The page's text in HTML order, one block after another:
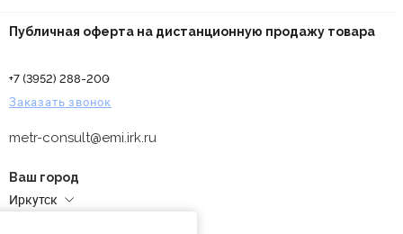
Публичная оферта на дистанционную продажу товара
+7 (3952) 288-200
Заказать звонок
metr-consult@emi.irk.ru
Ваш город
Иркутск